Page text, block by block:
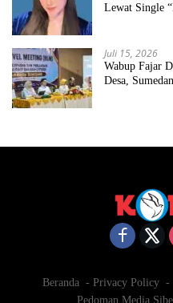
Lewat Single
Juli 15, 2026
Wabup Fajar
Desa,
Beranda Privacy Policy
Pedoman Media